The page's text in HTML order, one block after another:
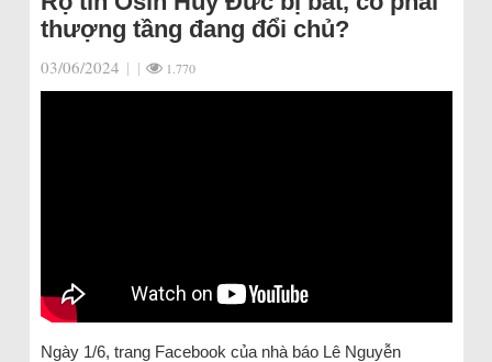
thượng tầng đang đổi chủ?
03/06/2024 | | 1.770
Ngày 1/6, trang Facebook của nhà báo Lê Nguyễn